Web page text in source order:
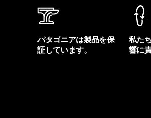
パタゴニアは製品を保
証しています。
私た
響に